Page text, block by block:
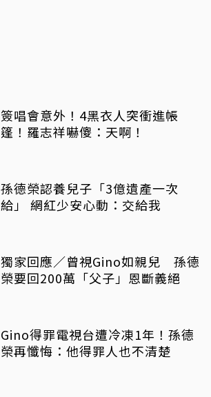
簽唱會意外！4黑衣人突衝進帳
篷！羅志祥嚇傻：天啊！
孫德榮認養兒子「3億遺產一次
給」 網紅少安心動：交給我
獨家回應／曾視Gino如親兒 孫德
榮要回200萬「父子」恩斷義絕
Gino得罪電視台遭冷凍1年！孫德
榮再懺悔：他得罪人也不清楚